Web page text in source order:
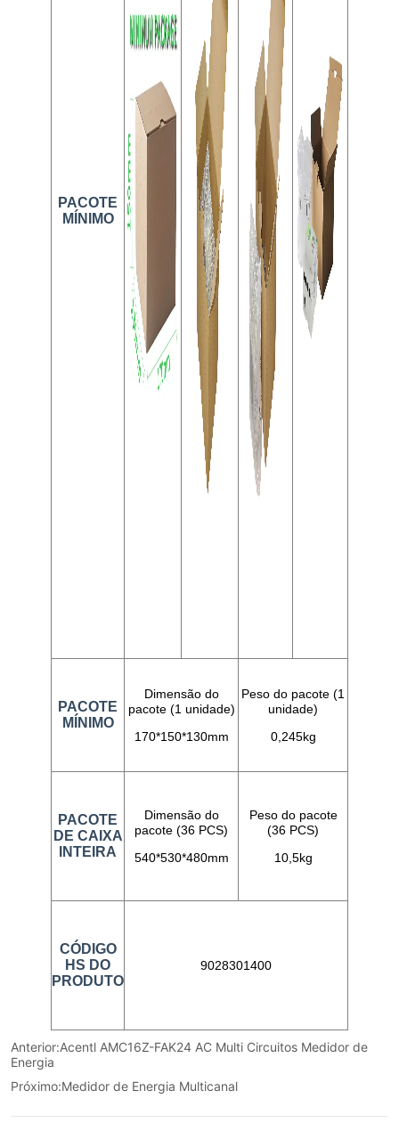
Anterior:Acentl AMC16Z-FAK24 AC Multi Circuitos Medidor de
Energia
Próximo:Medidor de Energia Multicanal